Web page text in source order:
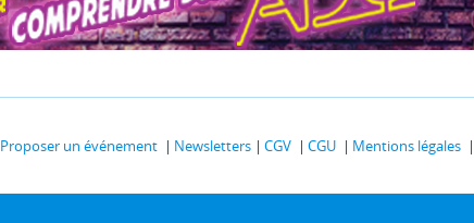
Proposer un événement Newsletters CGV CGU Mentions légales